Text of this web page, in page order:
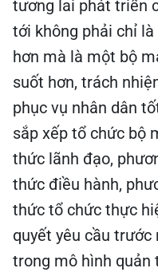
tương lai phát triển
tới không phải chỉ
hơn mà là một bộ
suốt hơn, trách
phục vụ nhân dân
sắp xếp tổ chức bộ
thức lãnh đạo,
thức điều hành,
thức tổ chức thực
quyết yêu cầu
trong mô hình quản